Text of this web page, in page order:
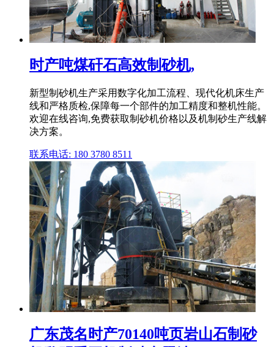
时产吨煤矸石高效制砂机,
新型制砂机生产采用数字化加工流程、现代化机床生产
线和严格质检,保障每一个部件的加工精度和整机性能。
欢迎在线咨询,免费获取制砂机价格以及机制砂生产线解
决方案。
联系电话: 180 3780 8511
广东茂名时产70140吨页岩山石制砂